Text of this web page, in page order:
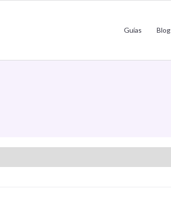
Guías Blog